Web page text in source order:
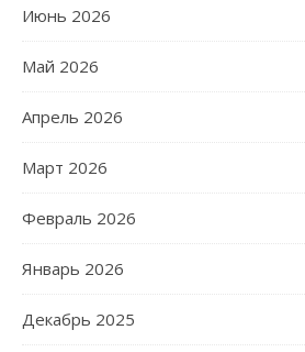
Июнь 2026
Май 2026
Апрель 2026
Март 2026
Февраль 2026
Январь 2026
Декабрь 2025